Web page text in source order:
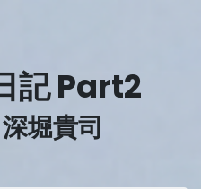
記 Part2
堀貴司